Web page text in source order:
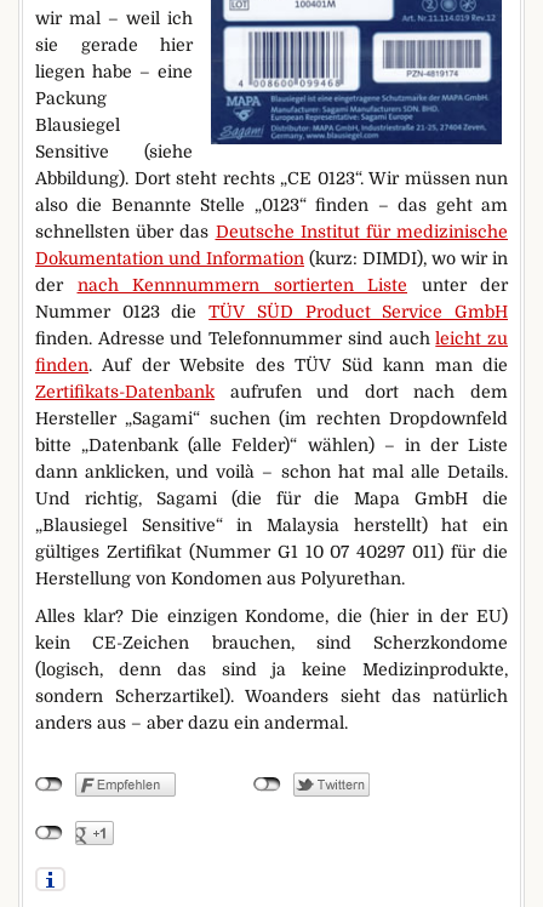
wir mal – weil ich
sie gerade hier
liegen habe – eine
Packung
Blausiegel
Sensitive (siehe
Abbildung). Dort steht rechts „CE 0123“. Wir müssen nun
also die Benannte Stelle „0123“ finden – das geht am
schnellsten über das Deutsche Institut für medizinische
Dokumentation und Information (kurz: DIMDI), wo wir in
der nach Kennnummern sortierten Liste unter der
Nummer 0123 dieTÜV SÜD Product Service GmbH
finden. Adresse und Telefonnummer sind auchleicht zu
finden. Auf der Website des TÜV Süd kann man die
Zertifikats-Datenbank aufrufen und dort nach dem
Hersteller „Sagami“ suchen (im rechten Dropdownfeld
bitte „Datenbank (alle Felder)“ wählen) – in der Liste
dann anklicken, und voilà – schon hat mal alle Details.
Und richtig, Sagami (die für die Mapa GmbH die
„Blausiegel Sensitive“ in Malaysia herstellt) hat ein
gültiges Zertifikat (Nummer G1 10 07 40297 011) für die
Herstellung von Kondomen aus Polyurethan.
Alles klar? Die einzigen Kondome, die (hier in der EU)
kein CE-Zeichen brauchen, sind Scherzkondome
(logisch, denn das sind ja keine Medizinprodukte,
sondern Scherzartikel). Woanders sieht das natürlich
anders aus – aber dazu ein andermal.